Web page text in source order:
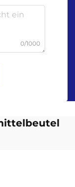
0/1000